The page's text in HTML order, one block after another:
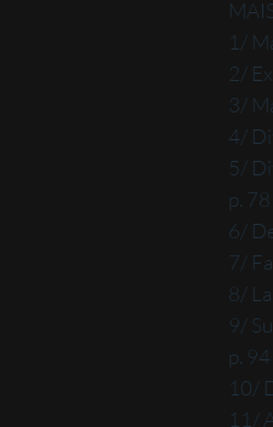
1/
2/
3/
4/
5/
p. 78
6/
7/
8/
9/
p. 94
10/
11/